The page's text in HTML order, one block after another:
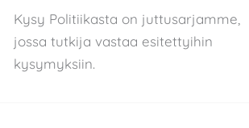
Kysy Politiikasta on juttusarjamme,
jossa tutkija vastaa esitettyihin
kysymyksiin.